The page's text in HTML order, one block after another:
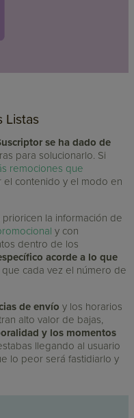
Listas
se ha dado de
para solucionarlo. Si
remociones que
el contenido y el modo en
la información de
y con
dentro de los
acorde a lo que
cada vez el número de
de envío y los horarios
alto valor de bajas,
y los momentos
llegando al usuario
lo peor será fastidiarlo y